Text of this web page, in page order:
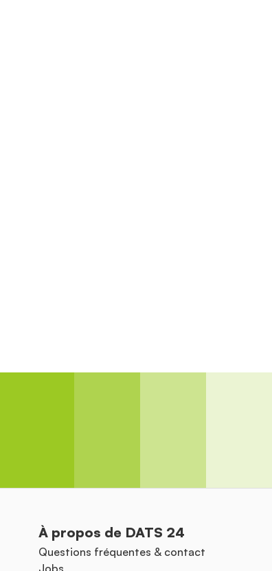
À propos de DATS 24
Questions fréquentes & contact